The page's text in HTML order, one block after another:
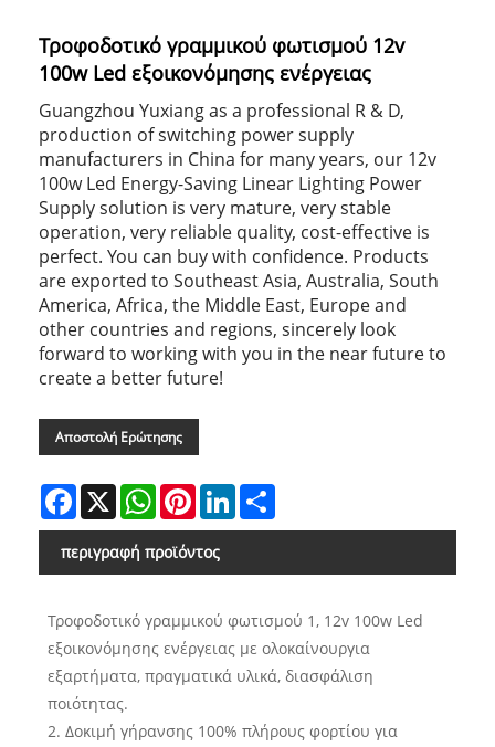
Τροφοδοτικό γραμμικού φωτισμού 12v
100w Led εξοικονόμησης ενέργειας
Guangzhou Yuxiang as a professional R & D,
production of switching power supply
manufacturers in China for many years, our 12v
100w Led Energy-Saving Linear Lighting Power
Supply solution is very mature, very stable
operation, very reliable quality, cost-effective is
perfect. You can buy with confidence. Products
are exported to Southeast Asia, Australia, South
America, Africa, the Middle East, Europe and
other countries and regions, sincerely look
forward to working with you in the near future to
create a better future!
Αποστολή Ερώτησης
Facebook
X WhatsAppPinterestLinkedIn
περιγραφή προϊόντος
Τροφοδοτικό γραμμικού φωτισμού 1, 12v 100w Led
εξοικονόμησης ενέργειας με ολοκαίνουργια
εξαρτήματα, πραγματικά υλικά, διασφάλιση
ποιότητας.
2. Δοκιμή γήρανσης 100% πλήρους φορτίου για